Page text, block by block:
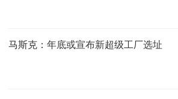
马斯克：年底或宣布新超级工厂选址